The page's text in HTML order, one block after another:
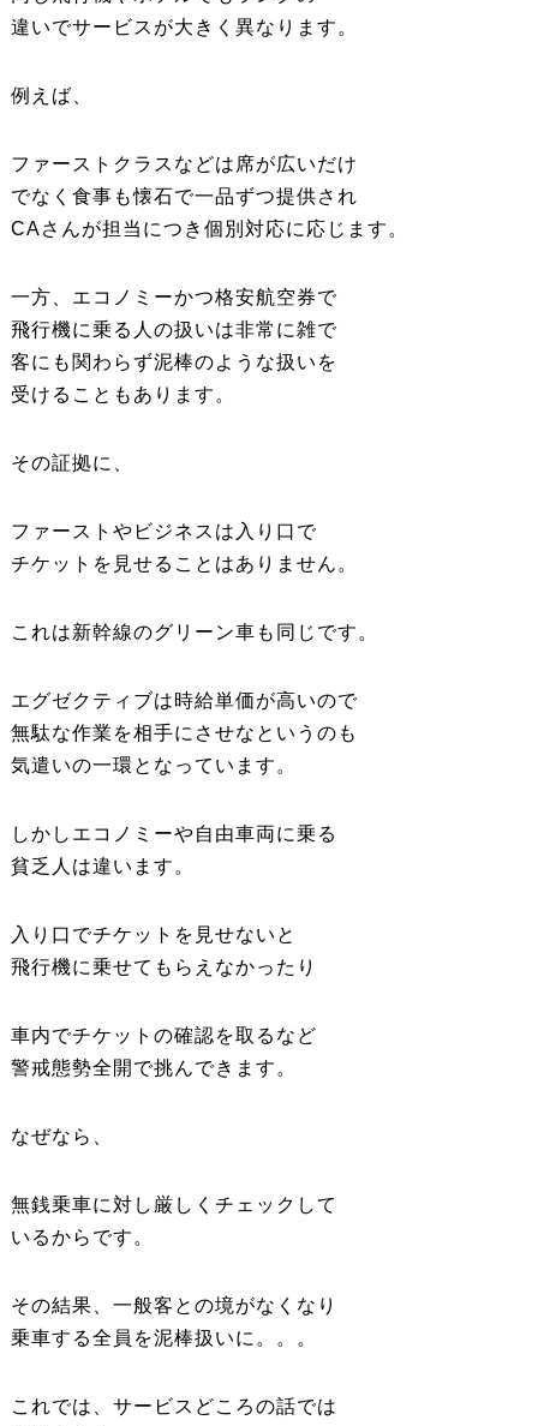
違いでサービスが大きく異なります。
例えば、
ファーストクラスなどは席が広いだけ
でなく食事も懐石で一品ずつ提供され
CAさんが担当につき個別対応に応じます。
一方、エコノミーかつ格安航空券で
飛行機に乗る人の扱いは非常に雑で
客にも関わらず泥棒のような扱いを
受けることもあります。
その証拠に、
ファーストやビジネスは入り口で
チケットを見せることはありません。
これは新幹線のグリーン車も同じです。
エグゼクティブは時給単価が高いので
無駄な作業を相手にさせなというのも
気遣いの一環となっています。
しかしエコノミーや自由車両に乗る
貧乏人は違います。
入り口でチケットを見せないと
飛行機に乗せてもらえなかったり
車内でチケットの確認を取るなど
警戒態勢全開で挑んできます。
なぜなら、
無銭乗車に対し厳しくチェックして
いるからです。
その結果、一般客との境がなくなり
乗車する全員を泥棒扱いに。。。
これでは、サービスどころの話では